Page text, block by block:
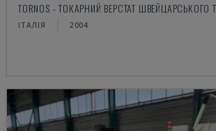
TORNOS - ТОКАРНИЙ ВЕРСТАТ ШВЕЙЦАРСЬКОГО
ІТАЛІЯ 2004